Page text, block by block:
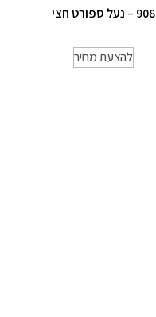
908 – נעל ספורט חצי
להצעת מחיר